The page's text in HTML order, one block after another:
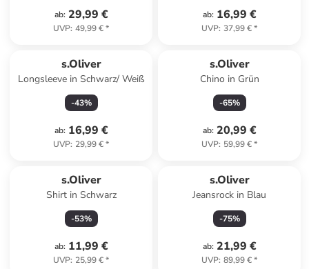
ab: 29,99 €
UVP: 49,99 €*
ab: 16,99 €
UVP: 37,99 €*
s.Oliver
Longsleeve in Schwarz/ Weiß
-43%
ab: 16,99 €
UVP: 29,99 €*
s.Oliver
Chino in Grün
-65%
ab: 20,99 €
UVP: 59,99 €*
s.Oliver
Shirt in Schwarz
-53%
ab: 11,99 €
UVP: 25,99 €*
s.Oliver
Jeansrock in Blau
-75%
ab: 21,99 €
UVP: 89,99 €*